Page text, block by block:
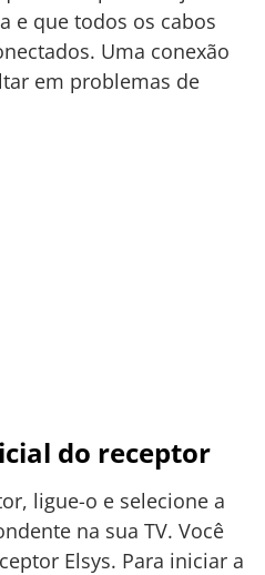
e que todos os cabos
Uma conexão
em problemas de
do receptor
ligue-o e selecione a
na sua TV. Você
Elsys. Para iniciar a